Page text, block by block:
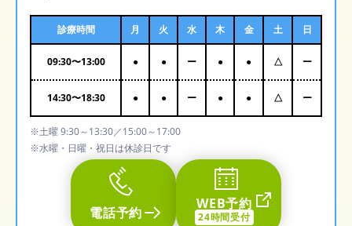
診療時間 月 火 水 木 金 土 日
09:30〜13:00 ● ● ー ● ● △ ー
14:30〜18:30 ● ● ー ● ● △ ー
※土曜 9:30～13:30／15:00～17:00
※水曜・日曜・祝日は休診日です
電話予約
WEB予約
24時間受付